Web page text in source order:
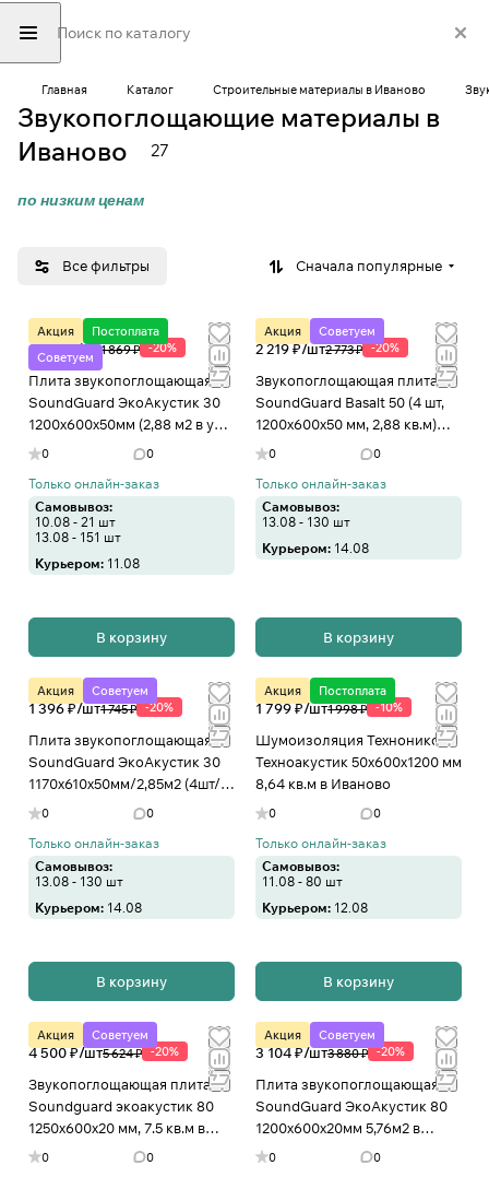
Главная Каталог Строительные материалы в Иваново
Звукопоглощающие материалы в
Иваново
27
по низким ценам
Все фильтры Сначала популярные
Акция
Постоплата
Советуем
1 496 ₽/шт1 869 ₽ -20%
Плита звукопоглощающая
SoundGuard ЭкоАкустик 30
1200х600х50мм (2,88 м2 в уп)
в Иваново
0 0
Только онлайн-заказ
Самовывоз:
10.08 - 21 шт
13.08 - 151 шт
Курьером: 11.08
В корзину
Акция Советуем
2 219 ₽/шт2 773 ₽ -20%
Звукопоглощающая плита
SoundGuard Basalt 50 (4 шт,
1200х600х50 мм, 2,88 кв.м)
201053 в Иваново
0 0
Только онлайн-заказ
Самовывоз:
13.08 - 130 шт
Курьером: 14.08
В корзину
Акция Советуем
1 396 ₽/шт1 745 ₽ -20%
Плита звукопоглощающая
SoundGuard ЭкоАкустик 30
1170х610х50мм/2,85м2 (4шт/
уп) в Иваново
0 0
Только онлайн-заказ
Самовывоз:
13.08 - 130 шт
Курьером: 14.08
В корзину
Акция Постоплата
1 799 ₽/шт1 998 ₽ -10%
Шумоизоляция Технониколь
Техноакустик 50х600х1200 мм
8,64 кв.м в Иваново
0 0
Только онлайн-заказ
Самовывоз:
11.08 - 80 шт
Курьером: 12.08
В корзину
Акция Советуем
4 500 ₽/шт5 624 ₽ -20%
Звукопоглощающая плита
Soundguard экоакустик 80
1250x600x20 мм, 7.5 кв.м в
упаковке 201260 в Иваново
0 0
Акция Советуем
3 104 ₽/шт3 880 ₽ -20%
Плита звукопоглощающая
SoundGuard ЭкоАкустик 80
1200х600х20мм 5,76м2 в
Иваново
0 0